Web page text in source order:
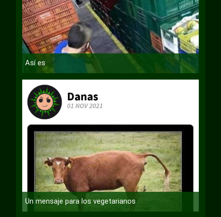
Así es
Un mensaje para los vegetarianos